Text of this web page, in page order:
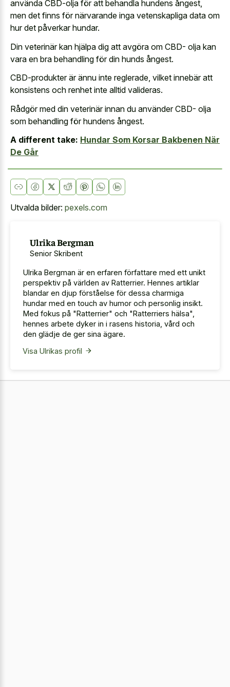
använda CBD-olja för att behandla hundens ångest,
men det finns för närvarande inga vetenskapliga data om
hur det påverkar hundar.
Din veterinär kan hjälpa dig att avgöra om CBD- olja kan
vara en bra behandling för din hunds ångest.
CBD-produkter är ännu inte reglerade, vilket innebär att
konsistens och renhet inte alltid valideras.
Rådgör med din veterinär innan du använder CBD- olja
som behandling för hundens ångest.
A different take: Hundar Som Korsar Bakbenen När
De Går
Utvalda bilder: pexels.com
Ulrika Bergman
Senior Skribent
Ulrika Bergman är en erfaren författare med ett unikt
perspektiv på världen av Ratterrier. Hennes artiklar
blandar en djup förståelse för dessa charmiga
hundar med en touch av humor och personlig insikt.
Med fokus på "Ratterrier" och "Ratterriers hälsa",
hennes arbete dyker in i rasens historia, vård och
den glädje de ger sina ägare.
Visa Ulrikas profil